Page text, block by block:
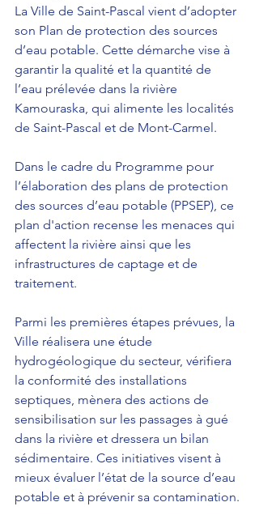
La Ville de Saint-Pascal vient d’adopter
son Plan de protection des sources
d’eau potable. Cette démarche vise à
garantir la qualité et la quantité de
l’eau prélevée dans la rivière
Kamouraska, qui alimente les localités
de Saint-Pascal et de Mont-Carmel.
Dans le cadre du Programme pour
l’élaboration des plans de protection
des sources d’eau potable (PPSEP), ce
plan d'action recense les menaces qui
affectent la rivière ainsi que les
infrastructures de captage et de
traitement.
Parmi les premières étapes prévues, la
Ville réalisera une étude
hydrogéologique du secteur, vérifiera
la conformité des installations
septiques, mènera des actions de
sensibilisation sur les passages à gué
dans la rivière et dressera un bilan
sédimentaire. Ces initiatives visent à
mieux évaluer l’état de la source d’eau
potable et à prévenir sa contamination.